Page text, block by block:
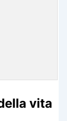
vita